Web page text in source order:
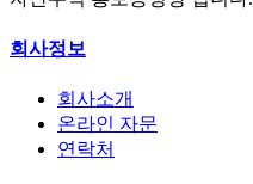
회사정보
회사소개
온라인 자문
연락처